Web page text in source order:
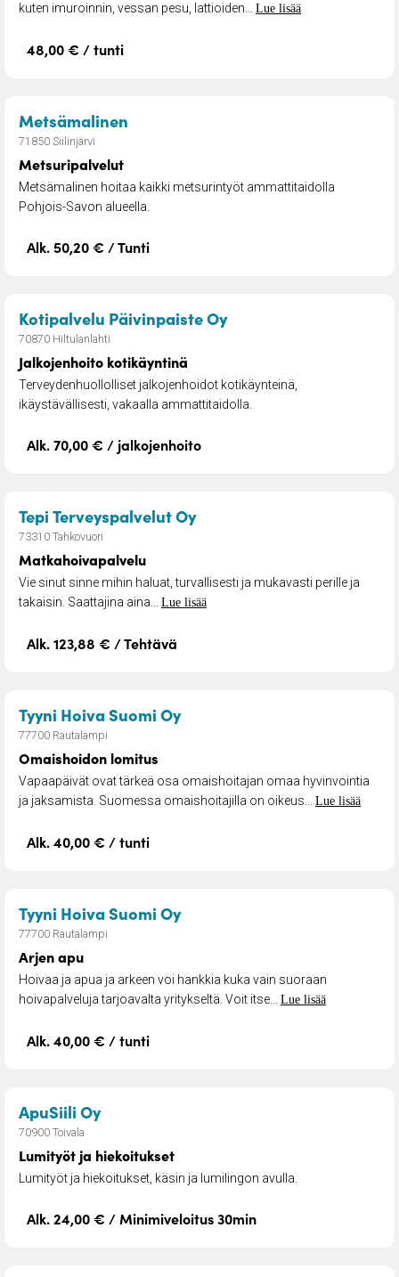
kuten imuroinnin, vessan pesu, lattioiden... Lue lisää
48,00 € / tunti
Metsämalinen
71850 Siilinjärvi
Metsuripalvelut
Metsämalinen hoitaa kaikki metsurintyöt ammattitaidolla
Pohjois-Savon alueella.
Alk. 50,20 € / Tunti
Kotipalvelu Päivinpaiste Oy– Jalkojenhoito
70870 Hiltulanlahti
Jalkojenhoito kotikäyntinä
Terveydenhuollolliset jalkojenhoidot kotikäynteinä,
ikäystävällisesti, vakaalla ammattitaidolla.
Alk. 70,00 € / jalkojenhoito
Tepi Terveyspalvelut Oy– Matkahoivapalvelu
73310 Tahkovuori
Matkahoivapalvelu
Vie sinut sinne mihin haluat, turvallisesti ja mukavasti perille ja
takaisin. Saattajina aina... Lue lisää
Alk. 123,88 € / Tehtävä
Tyyni Hoiva Suomi Oy– Omaishoidon lomitus
77700 Rautalampi
Omaishoidon lomitus
Vapaapäivät ovat tärkeä osa omaishoitajan omaa hyvinvointia
ja jaksamista. Suomessa omaishoitajilla on oikeus... Lue lisää
Alk. 40,00 € / tunti
Tyyni Hoiva Suomi Oy– Arjen apu
77700 Rautalampi
Arjen apu
Hoivaa ja apua ja arkeen voi hankkia kuka vain suoraan
hoivapalveluja tarjoavalta yritykseltä. Voit itse... Lue lisää
Alk. 40,00 € / tunti
ApuSiili Oy– Lumityöt ja hiekoitukset
70900 Toivala
Lumityöt ja hiekoitukset
Lumityöt ja hiekoitukset, käsin ja lumilingon avulla.
Alk. 24,00 € / Minimiveloitus 30min